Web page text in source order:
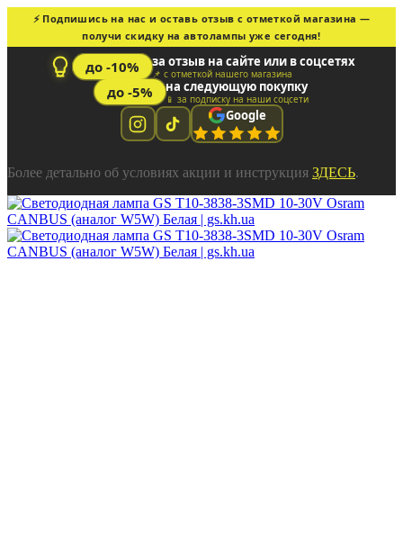
⚡ Подпишись на нас и оставь отзыв с отметкой магазина —
получи скидку на автолампы уже сегодня!
до -10% за отзыв на сайте или в соцсетях
📌 с отметкой нашего магазина
до -5% на следующую покупку
📱 за подписку на наши соцсети
Google
Более детально об условиях акции и инструкция ЗДЕСЬ.